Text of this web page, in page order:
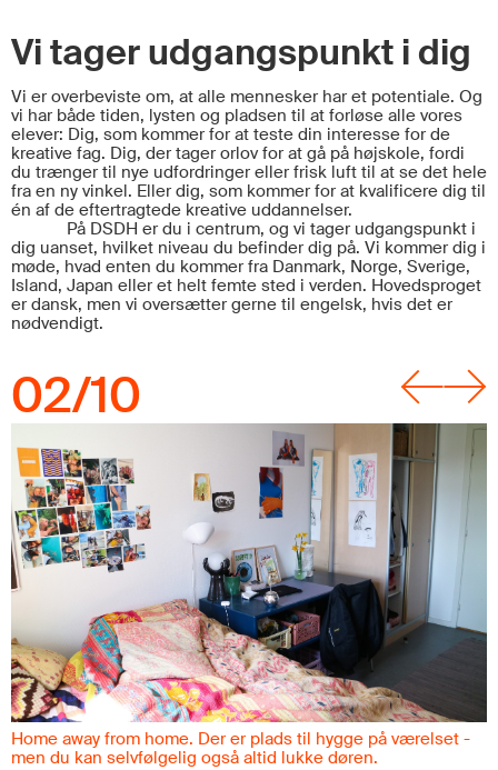
Vi tager udgangspunkt i dig
Vi er overbeviste om, at alle mennesker har et potentiale. Og
vi har både tiden, lysten og pladsen til at forløse alle vores
elever: Dig, som kommer for at teste din interesse for de
kreative fag. Dig, der tager orlov for at gå på højskole, fordi
du trænger til nye udfordringer eller frisk luft til at se det hele
fra en ny vinkel. Eller dig, som kommer for at kvalificere dig til
én af de eftertragtede kreative uddannelser.
På DSDH er du i centrum, og vi tager udgangspunkt i
dig uanset, hvilket niveau du befinder dig på. Vi kommer dig i
møde, hvad enten du kommer fra Danmark, Norge, Sverige,
Island, Japan eller et helt femte sted i verden. Hovedsproget
er dansk, men vi oversætter gerne til engelsk, hvis det er
nødvendigt.
02/10
Home away from home. Der er plads til hygge på værelset -
men du kan selvfølgelig også altid lukke døren.